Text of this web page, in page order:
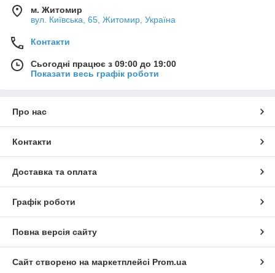
м. Житомир
вул. Київська, 65, Житомир, Україна
Контакти
Сьогодні працює з 09:00 до 19:00
Показати весь графік роботи
Про нас
Контакти
Доставка та оплата
Графік роботи
Повна версія сайту
Сайт створено на маркетплейсі Prom.ua